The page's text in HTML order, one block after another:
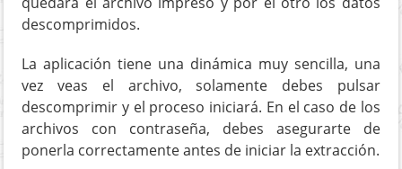
descomprimidos.
La aplicación tiene una dinámica muy sencilla, una
vez veas el archivo, solamente debes pulsar
descomprimir y el proceso iniciará. En el caso de los
archivos con contraseña, debes asegurarte de
ponerla correctamente antes de iniciar la extracción.